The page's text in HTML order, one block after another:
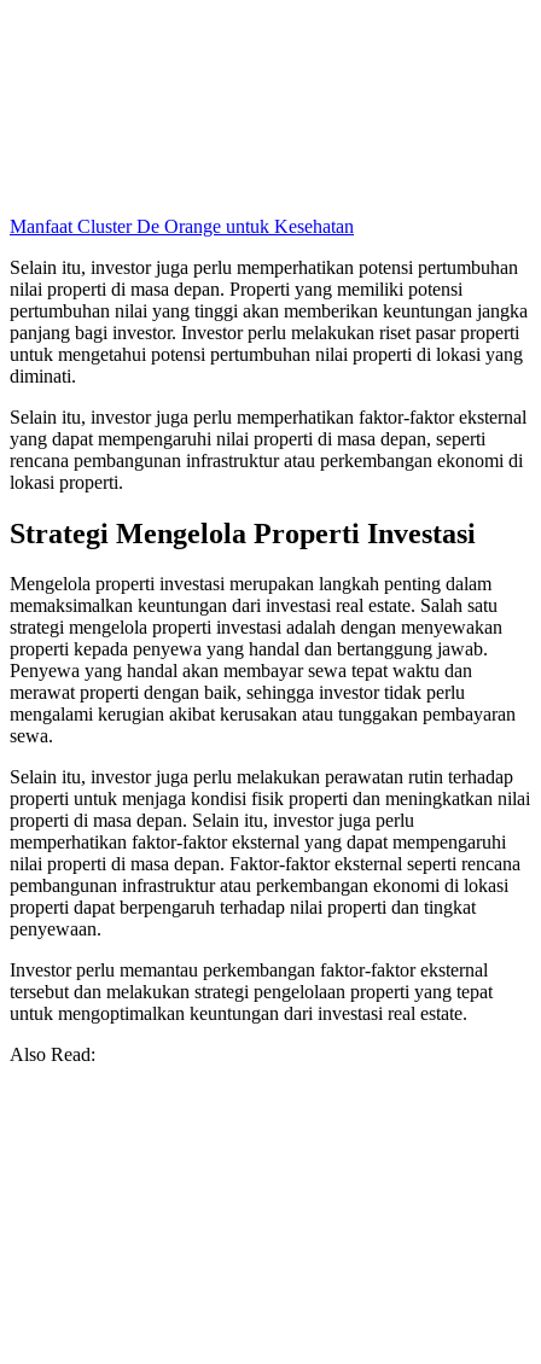
Manfaat Cluster De Orange untuk Kesehatan
Selain itu, investor juga perlu memperhatikan potensi pertumbuhan
nilai properti di masa depan. Properti yang memiliki potensi
pertumbuhan nilai yang tinggi akan memberikan keuntungan jangka
panjang bagi investor. Investor perlu melakukan riset pasar properti
untuk mengetahui potensi pertumbuhan nilai properti di lokasi yang
diminati.
Selain itu, investor juga perlu memperhatikan faktor-faktor eksternal
yang dapat mempengaruhi nilai properti di masa depan, seperti
rencana pembangunan infrastruktur atau perkembangan ekonomi di
lokasi properti.
Strategi Mengelola Properti Investasi
Mengelola properti investasi merupakan langkah penting dalam
memaksimalkan keuntungan dari investasi real estate. Salah satu
strategi mengelola properti investasi adalah dengan menyewakan
properti kepada penyewa yang handal dan bertanggung jawab.
Penyewa yang handal akan membayar sewa tepat waktu dan
merawat properti dengan baik, sehingga investor tidak perlu
mengalami kerugian akibat kerusakan atau tunggakan pembayaran
sewa.
Selain itu, investor juga perlu melakukan perawatan rutin terhadap
properti untuk menjaga kondisi fisik properti dan meningkatkan nilai
properti di masa depan. Selain itu, investor juga perlu
memperhatikan faktor-faktor eksternal yang dapat mempengaruhi
nilai properti di masa depan. Faktor-faktor eksternal seperti rencana
pembangunan infrastruktur atau perkembangan ekonomi di lokasi
properti dapat berpengaruh terhadap nilai properti dan tingkat
penyewaan.
Investor perlu memantau perkembangan faktor-faktor eksternal
tersebut dan melakukan strategi pengelolaan properti yang tepat
untuk mengoptimalkan keuntungan dari investasi real estate.
Also Read: